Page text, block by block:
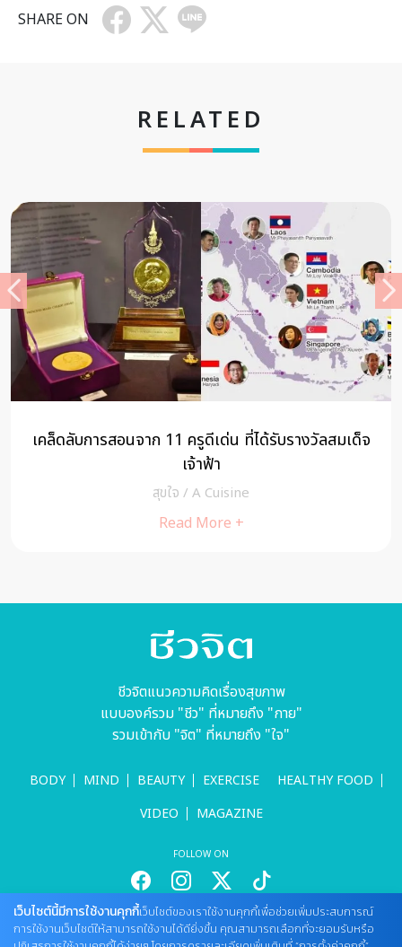
SHARE ON
RELATED
4 steps ปล่อยวาง เพื่อลดความรู้สึกแย่ๆ ในใจ
MIND/cheewajitmedia
Read More +
ชีวจิตแนวความคิดเรื่องสุขภาพ
แบบองค์รวม "ชีว" ที่หมายถึง "กาย"
รวมเข้ากับ "จิต" ที่หมายถึง "ใจ"
BODY MIND BEAUTY EXERCISE
HEALTHY FOOD
VIDEO
MAGAZINE
FOLLOW ON
สนใจลงโฆษณากับเว็บไซต์
เว็บไซต์นี้มีการใช้งานคุกกี้เว็บไซต์ของเราใช้งานคุกกี้เพื่อช่วยเพิ่มประสบการณ์
การใช้งานเว็บไซต์ให้สามารถใช้งานได้ดียิ่งขึ้น คุณสามารถเลือกที่จะยอมรับหรือ